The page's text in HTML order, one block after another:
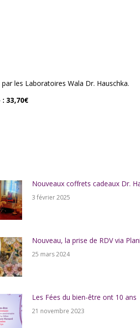
les Laboratoires Wala Dr. Hauschka.
33,70€
Nouveaux coffrets cadeaux Dr.
3 février 2025
Nouveau, la prise de RDV via
25 mars 2024
Les Fées du bien-être ont 10 ans
21 novembre 2023